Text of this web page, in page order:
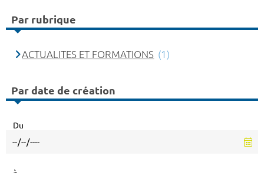
Par rubrique
ACTUALITES ET FORMATIONS (1)
Par date de création
Du